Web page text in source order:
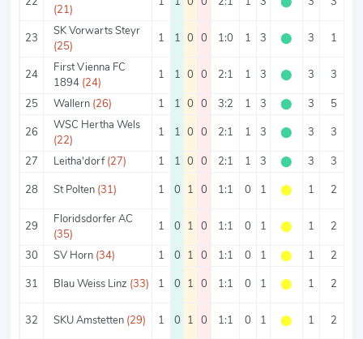
(21)
23
SK Vorwarts Steyr
(25)
1 1 0 0 1:0 1 3 ⬤ 3 1
24
First Vienna FC
1894 (24)
1 1 0 0 2:1 1 3 ⬤ 3 3
25
Wallern (26) 1 1 0 0 3:2 1 3 ⬤ 3 5
26
WSC Hertha Wels
(22)
1 1 0 0 2:1 1 3 ⬤ 3 3
27
Leitha'dorf (27) 1 1 0 0 2:1 1 3 ⬤ 3 3
28
St Polten (31) 1 0 1 0 1:1 0 1 ⬤ 1 2
29
Floridsdorfer AC
(35)
1 0 1 0 1:1 0 1 ⬤ 1 2
30
SV Horn (34) 1 0 1 0 1:1 0 1 ⬤ 1 2
31
Blau Weiss Linz (33) 1 0 1 0 1:1 0 1 ⬤ 1 2
32 SKU Amstetten (29) 1 0 1 0 1:1 0 1 ⬤ 1 2